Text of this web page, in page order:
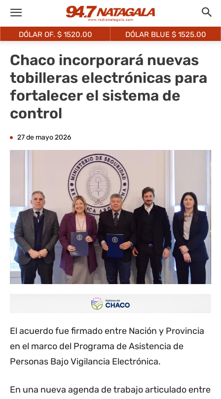
DÓLAR OF. $ 1520.00 DÓLAR BLUE $ 1525.00
Chaco incorporará nuevas
tobilleras electrónicas para
fortalecer el sistema de
control
27 de mayo 2026
El acuerdo fue firmado entre Nación y Provincia
en el marco del Programa de Asistencia de
Personas Bajo Vigilancia Electrónica.
En una nueva agenda de trabajo articulado entre